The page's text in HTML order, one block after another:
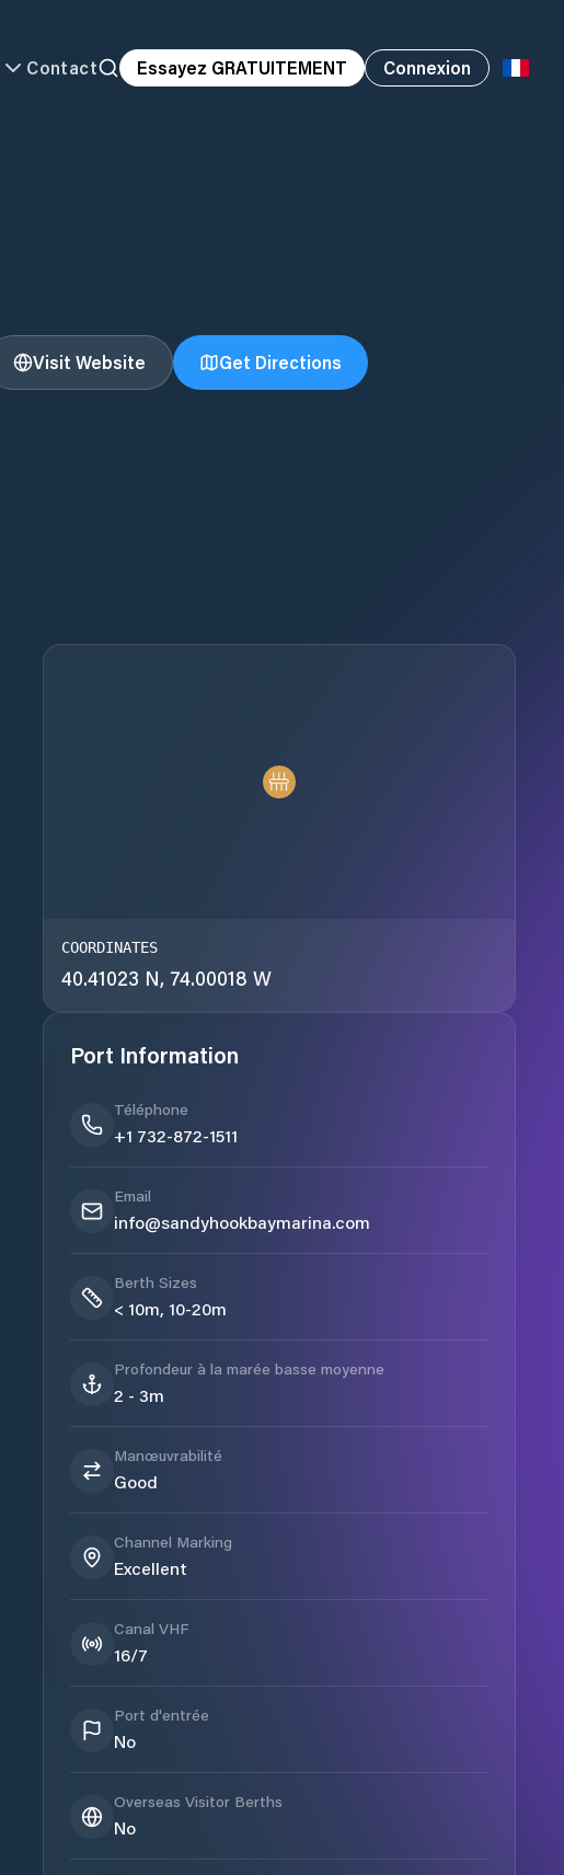
Contact Essayez GRATUITEMENT Connexion
Visit Website Get Directions
COORDINATES
40.41023 N, 74.00018 W
Port Information
Téléphone
+1 732-872-1511
Email
info@sandyhookbaymarina.com
Berth Sizes
< 10m, 10-20m
Profondeur à la marée basse moyenne
2 - 3m
Manœuvrabilité
Good
Channel Marking
Excellent
Canal VHF
16/7
Port d'entrée
No
Overseas Visitor Berths
No